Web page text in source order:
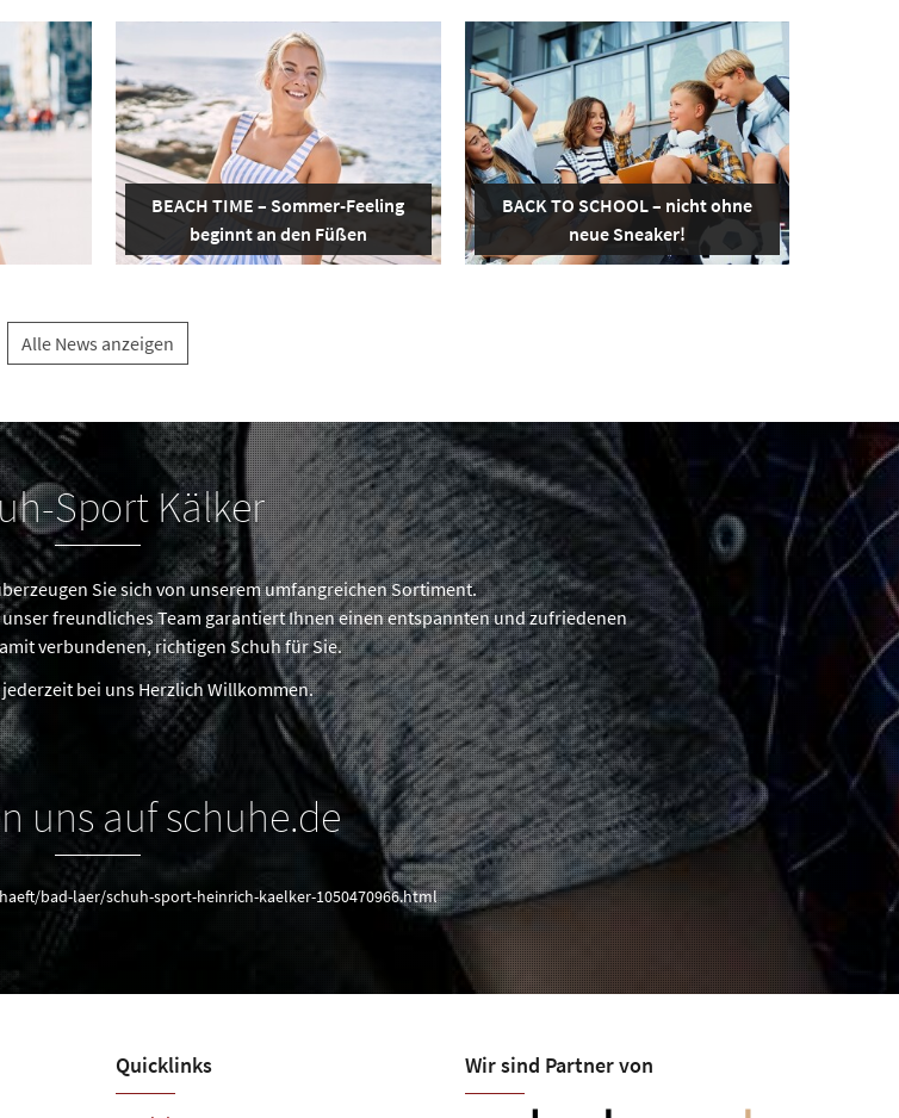
BEACH TIME – Sommer-Feeling
beginnt an den Füßen
BACK TO SCHOOL – nicht ohne
neue Sneaker!
Alle News anzeigen
Sport Kälker
Sie sich von unserem umfangreichen Sortiment.
freundliches Team garantiert Ihnen einen entspannten und zufriedenen
verbundenen, richtigen Schuh für Sie.
bei uns Herzlich Willkommen.
uns auf schuhe.de
bad-laer/schuh-sport-heinrich-kaelker-1050470966.html
Quicklinks Wir sind Partner von